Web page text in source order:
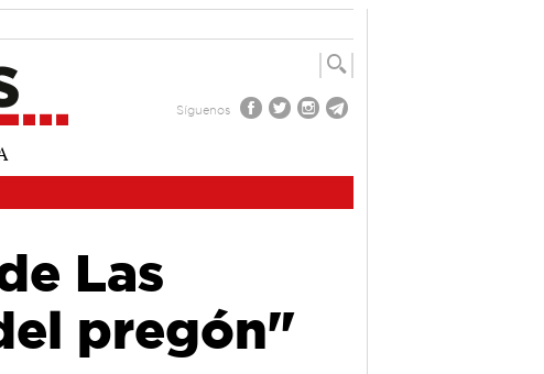
Síguenos
Las
pregón"